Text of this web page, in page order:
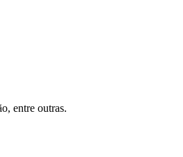
entre outras.